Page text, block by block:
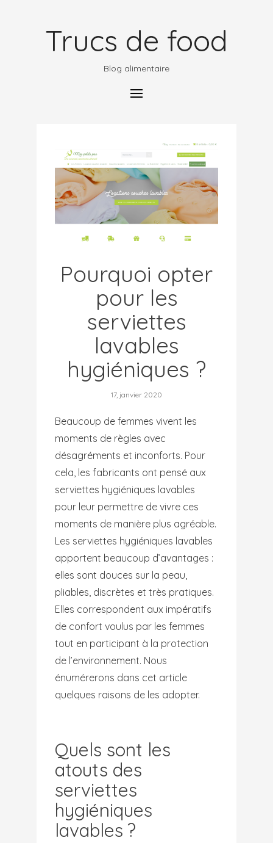
Trucs de food
Blog alimentaire
Pourquoi opter
pour les
serviettes
lavables
hygiéniques ?
17, janvier 2020
Beaucoup de femmes vivent les
moments de règles avec
désagréments et inconforts. Pour
cela, les fabricants ont pensé aux
serviettes hygiéniques lavables
pour leur permettre de vivre ces
moments de manière plus agréable.
Les serviettes hygiéniques lavables
apportent beaucoup d’avantages :
elles sont douces sur la peau,
pliables, discrètes et très pratiques.
Elles correspondent aux impératifs
de confort voulus par les femmes
tout en participant à la protection
de l’environnement. Nous
énumérerons dans cet article
quelques raisons de les adopter.
Quels sont les
atouts des
serviettes
hygiéniques
lavables ?